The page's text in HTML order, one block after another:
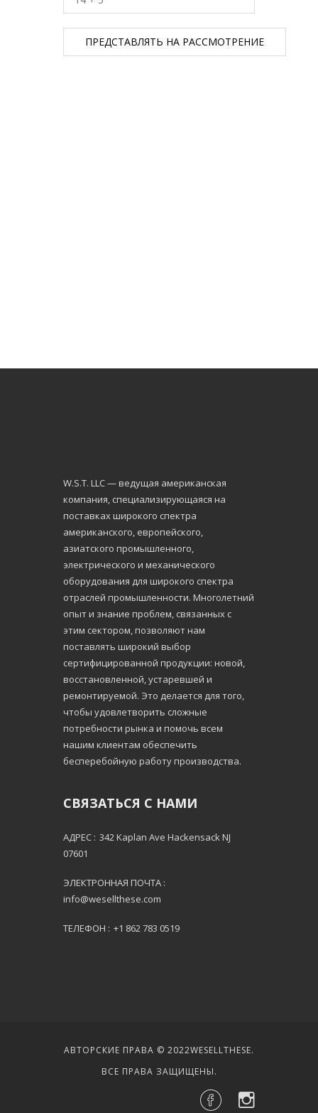
W.S.Т. LLC — ведущая американская
компания, специализирующаяся на
поставках широкого спектра
американского, европейского,
азиатского промышленного,
электрического и механического
оборудования для широкого спектра
отраслей промышленности. Многолетний
опыт и знание проблем, связанных с
этим сектором, позволяют нам
поставлять широкий выбор
сертифицированной продукции: новой,
восстановленной, устаревшей и
ремонтируемой. Это делается для того,
чтобы удовлетворить сложные
потребности рынка и помочь всем
нашим клиентам обеспечить
бесперебойную работу производства.
СВЯЗАТЬСЯ С НАМИ
АДРЕС : 342 Kaplan Ave Hackensack NJ
07601
ЭЛЕКТРОННАЯ ПОЧТА :
info@wesellthese.com
ТЕЛЕФОН : +1 862 783 0519
АВТОРСКИЕ ПРАВА © 2022WESELLTHESE.
ВСЕ ПРАВА ЗАЩИЩЕНЫ.